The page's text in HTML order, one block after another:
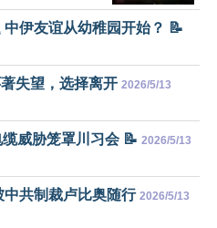
伊友谊从幼稚园开始？ 📝
失望，选择离开 2026/5/13
威胁笼罩川习会 📝 2026/5/13
共制裁卢比奥随行 2026/5/13